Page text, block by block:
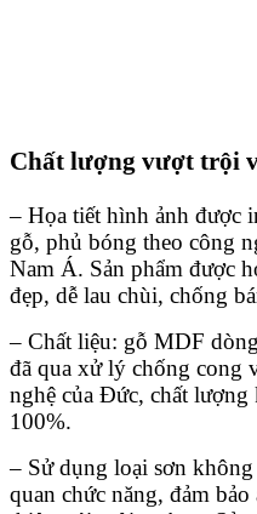
Chất lượng vượt trội
– Họa tiết hình ảnh được
gỗ, phủ bóng theo công
Nam Á. Sản phẩm được
đẹp, dễ lau chùi, chống
– Chất liệu: gỗ MDF
đã qua xử lý chống cong
nghệ của Đức, chất
100%.
– Sử dụng loại sơn
quan chức năng, đảm